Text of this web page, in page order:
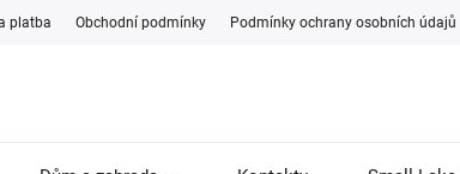
platba Obchodní podmínky Podmínky ochrany osobních údajů